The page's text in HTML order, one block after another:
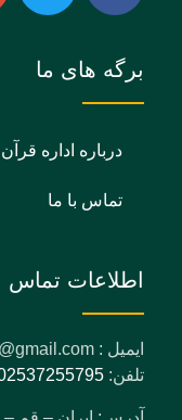
برگه های ما
درباره اداره قرآن
تماس با ما
اطلاعات تماس
ایمیل : info@gmail.com
تلفن: